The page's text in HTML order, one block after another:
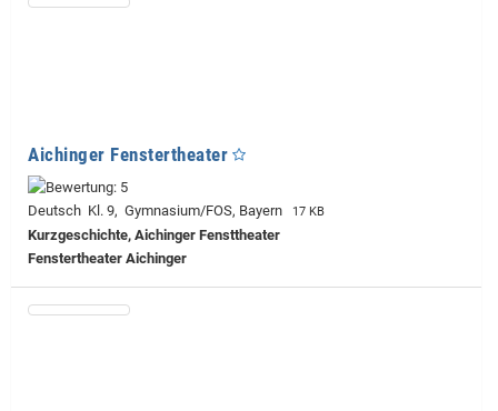
Aichinger Fenstertheater
Deutsch Kl. 9, Gymnasium/FOS, Bayern 17 KB
Kurzgeschichte, Aichinger Fensttheater
Fenstertheater Aichinger